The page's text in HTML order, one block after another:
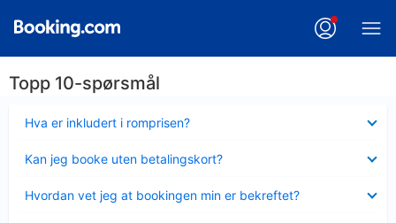
Topp 10-spørsmål
Hva er inkludert i romprisen?
mindre
Kan jeg booke uten betalingskort?
mindre
Hvordan vet jeg at bookingen min er bekreftet?
mindre